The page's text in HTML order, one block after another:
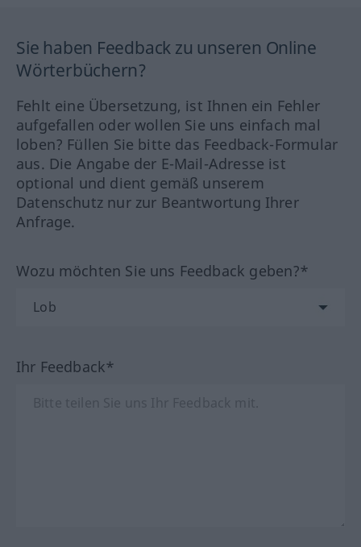
Sie haben Feedback zu unseren Online
Wörterbüchern?
Fehlt eine Übersetzung, ist Ihnen ein Fehler
aufgefallen oder wollen Sie uns einfach mal
loben? Füllen Sie bitte das Feedback-Formular
aus. Die Angabe der E-Mail-Adresse ist
optional und dient gemäß unserem
Datenschutz nur zur Beantwortung Ihrer
Anfrage.
Wozu möchten Sie uns Feedback geben?*
Ihr Feedback*